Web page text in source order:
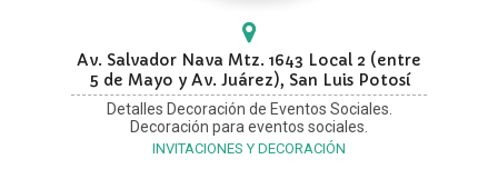
Av. Salvador Nava Mtz. 1643 Local 2 (entre
5 de Mayo y Av. Juárez), San Luis Potosí
Detalles Decoración de Eventos Sociales.
Decoración para eventos sociales.
INVITACIONES Y DECORACIÓN